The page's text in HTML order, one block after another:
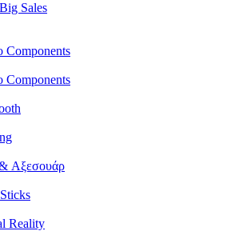
Big Sales
Components
Components
Αξεσουάρ
Reality